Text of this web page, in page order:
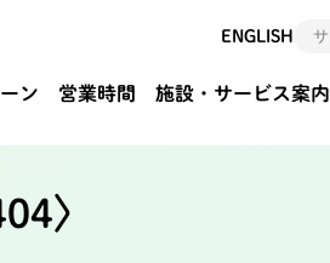
ENGLISH
ン 営業時間 施設・サービス案内
〉